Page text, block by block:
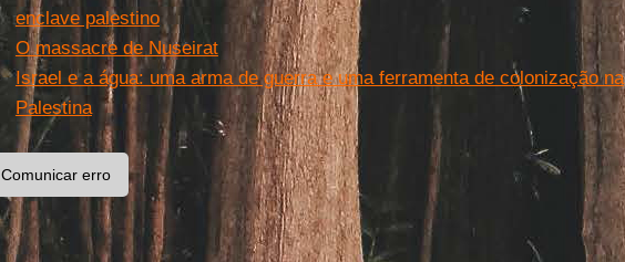
enclave palestino
O massacre de Nuseirat
Israel e a água: uma arma de guerra e uma ferramenta de colonização na
Palestina
Comunicar erro